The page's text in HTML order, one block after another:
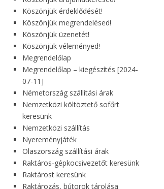
Köszönjük érdeklődését!
Köszönjük megrendelésed!
Köszönjük üzenetét!
Köszönjük véleményed!
Megrendelőlap
Megrendelőlap – kiegészítés [2024-
07-11]
Németország szállítási árak
Nemzetközi költöztető sofőrt
keresünk
Nemzetközi szállítás
Nyereményjáték
Olaszország szállítási árak
Raktáros-gépkocsivezetőt keresünk
Raktárost keresünk
Raktározás, bútorok tárolása